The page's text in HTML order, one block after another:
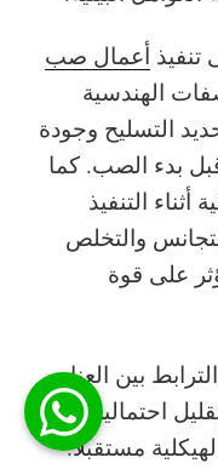
أعمال صب
الهندسية
التسليح وجودة
بدء الصب. كما
أثناء التنفيذ
والتخلص
على قوة
بين العناصر
احتمالية
مستقبلاً.